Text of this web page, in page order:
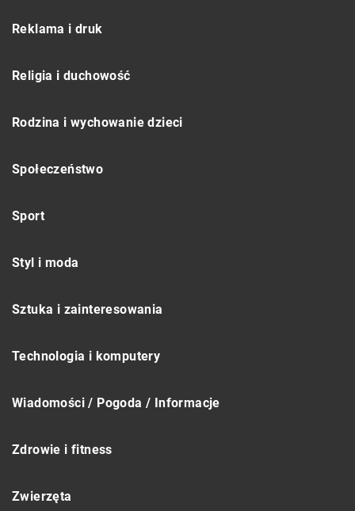
Reklama i druk
Religia i duchowość
Rodzina i wychowanie dzieci
Społeczeństwo
Sport
Styl i moda
Sztuka i zainteresowania
Technologia i komputery
Wiadomości / Pogoda / Informacje
Zdrowie i fitness
Zwierzęta